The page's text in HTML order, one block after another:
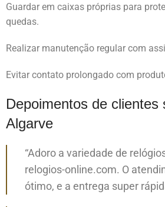
Guardar em caixas próprias para
quedas.
Realizar manutenção regular com
Evitar contato prolongado com
Depoimentos de clientes
Algarve
“Adoro a variedade de
relogios-online.com. O
ótimo, e a entrega super